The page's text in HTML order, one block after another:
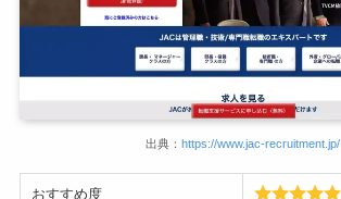
出典：https://www.jac-recruitment.jp/
おすすめ度